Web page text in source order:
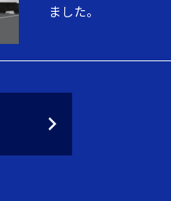
ました。